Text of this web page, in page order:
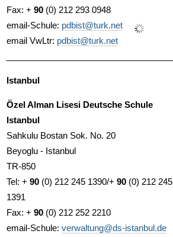
Fax: + 90(0) 212 293 0948
email-Schule: pdbist@turk.net
email VwLtr: pdbist@turk.net
Istanbul
Özel Alman Lisesi Deutsche Schule
Istanbul
Sahkulu Bostan Sok. No. 20
Beyoglu - Istanbul
TR-850
Tel: + 90(0) 212 245 1390/+ 90(0) 212 245
1391
Fax: + 90(0) 212 252 2210
email-Schule: verwaltung@ds-istanbul.de